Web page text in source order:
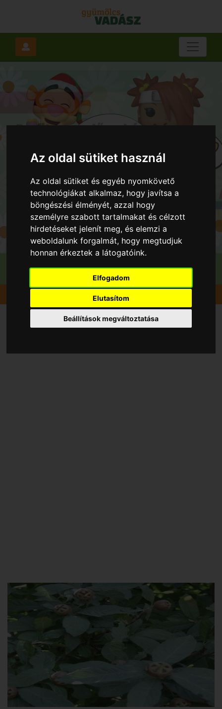
Az oldal sütiket használ
Az oldal sütiket és egyéb nyomkövető
technológiákat alkalmaz, hogy javítsa a
böngészési élményét, azzal hogy
személyre szabott tartalmakat és célzott
hirdetéseket jelenít meg, és elemzi a
weboldalunk forgalmát, hogy megtudjuk
honnan érkeztek a látogatóink.
Elfogadom
Elutasítom
Beállítások megváltoztatása
Naspolya Nottingham